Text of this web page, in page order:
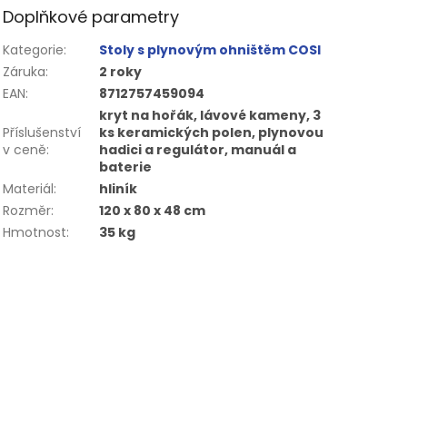
Doplňkové parametry
Kategorie:
Stoly s plynovým ohništěm COSI
Záruka:
2 roky
EAN: 8712757459094
Příslušenství
v ceně:
kryt na hořák, lávové kameny, 3
ks keramických polen, plynovou
hadici a regulátor, manuál a
baterie
Materiál:
hliník
Rozměr:
120 x 80 x 48 cm
Hmotnost: 35 kg